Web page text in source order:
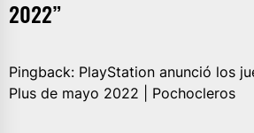
2022”
Pingback: PlayStation anunció los
Plus de mayo 2022 | Pochocleros